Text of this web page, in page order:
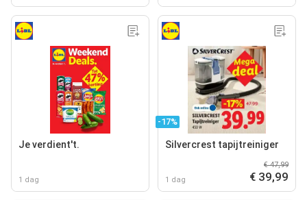
Je verdient't.
1 dag
-17%
Silvercrest tapijtreiniger
1 dag
€ 47,99
€ 39,99